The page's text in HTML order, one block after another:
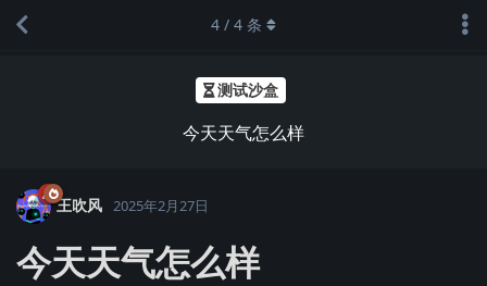
测试沙盒
今天天气怎么样
4 / 4 条
王吹风 2025年2月27日
今天天气怎么样